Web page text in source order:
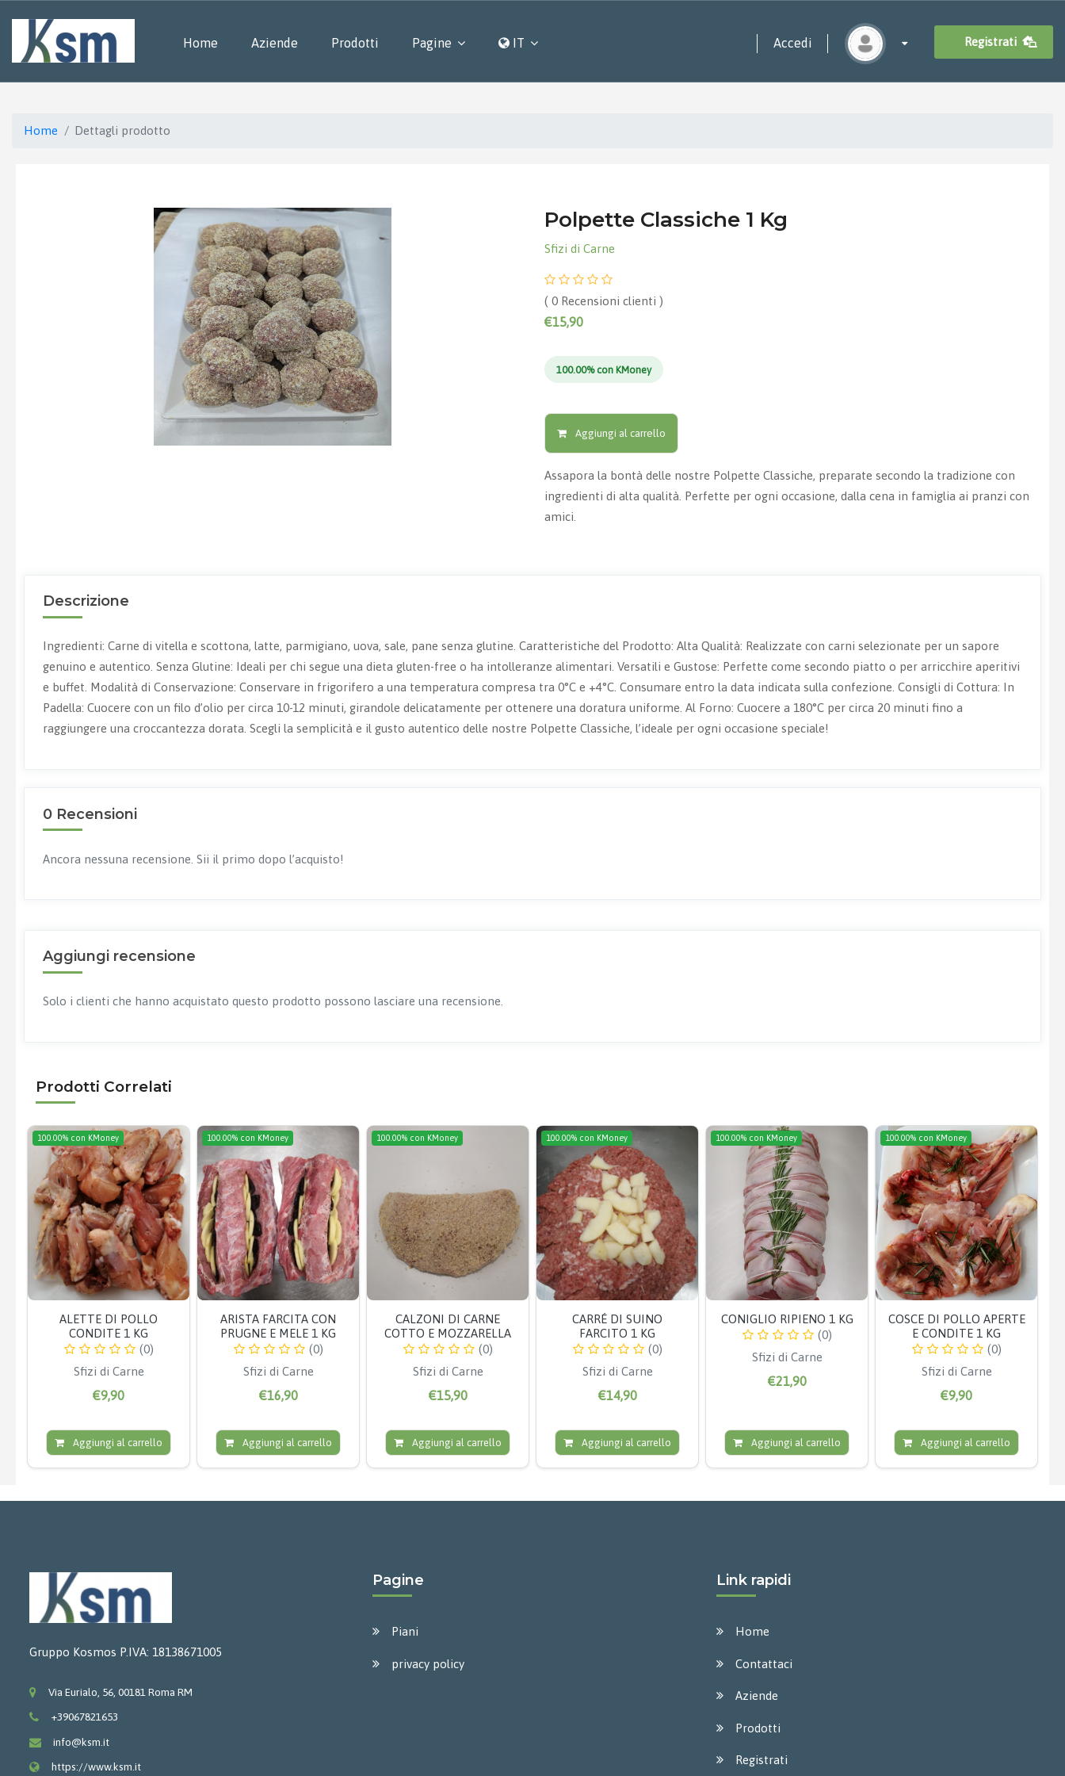
Home Aziende Prodotti Pagine IT Registrati
Accedi
Home Dettagli prodotto
Polpette Classiche 1 Kg
Sfizi di Carne
( 0 Recensioni clienti )
€15,90
100.00% con KMoney
Aggiungi al carrello
Assapora la bontà delle nostre Polpette Classiche, preparate secondo la tradizione con
ingredienti di alta qualità. Perfette per ogni occasione, dalla cena in famiglia ai pranzi con
amici.
Descrizione
Ingredienti: Carne di vitella e scottona, latte, parmigiano, uova, sale, pane senza glutine. Caratteristiche del Prodotto: Alta Qualità: Realizzate con carni selezionate per un sapore
genuino e autentico. Senza Glutine: Ideali per chi segue una dieta gluten-free o ha intolleranze alimentari. Versatili e Gustose: Perfette come secondo piatto o per arricchire aperitivi
e buffet. Modalità di Conservazione: Conservare in frigorifero a una temperatura compresa tra 0°C e +4°C. Consumare entro la data indicata sulla confezione. Consigli di Cottura: In
Padella: Cuocere con un filo d’olio per circa 10-12 minuti, girandole delicatamente per ottenere una doratura uniforme. Al Forno: Cuocere a 180°C per circa 20 minuti fino a
raggiungere una croccantezza dorata. Scegli la semplicità e il gusto autentico delle nostre Polpette Classiche, l’ideale per ogni occasione speciale!
0 Recensioni
Ancora nessuna recensione. Sii il primo dopo l’acquisto!
Aggiungi recensione
Solo i clienti che hanno acquistato questo prodotto possono lasciare una recensione.
Prodotti Correlati
100.00% con KMoney
ALETTE DI POLLO
CONDITE 1 KG
(0)
Sfizi di Carne
€9,90
Aggiungi al carrello
100.00% con KMoney
ARISTA FARCITA CON
PRUGNE E MELE 1 KG
(0)
Sfizi di Carne
€16,90
Aggiungi al carrello
100.00% con KMoney
CALZONI DI CARNE
COTTO E MOZZARELLA
(0)
Sfizi di Carne
€15,90
Aggiungi al carrello
100.00% con KMoney
CARRÉ DI SUINO
FARCITO 1 KG
(0)
Sfizi di Carne
€14,90
Aggiungi al carrello
100.00% con KMoney
CONIGLIO RIPIENO 1 KG
(0)
Sfizi di Carne
€21,90
Aggiungi al carrello
100.00% con KMoney
COSCE DI POLLO APERTE
E CONDITE 1 KG
(0)
Sfizi di Carne
€9,90
Aggiungi al carrello
Gruppo Kosmos P.IVA: 18138671005
Via Eurialo, 56, 00181 Roma RM
+39067821653
info@ksm.it
https://www.ksm.it
Pagine
Piani
privacy policy
Link rapidi
Home
Contattaci
Aziende
Prodotti
Registrati